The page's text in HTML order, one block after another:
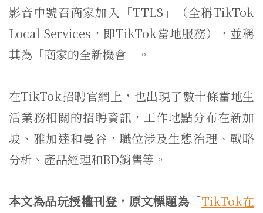
影音中號召商家加入「TTLS」（全稱TikTok
Local Services，即TikTok當地服務），並稱
其為「商家的全新機會」。
在TikTok招聘官網上，也出現了數十條當地生
活業務相關的招聘資訊，工作地點分布在新加
坡、雅加達和曼谷，職位涉及生態治理、戰略
分析、產品經理和BD銷售等。
本文為品玩授權刊登，原文標題為「TikTok在